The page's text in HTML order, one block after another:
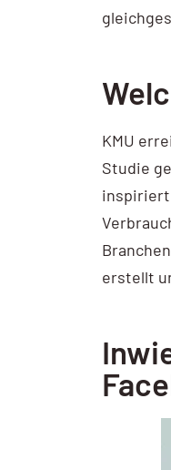
KMU
Studie
inspiriert
erstellt